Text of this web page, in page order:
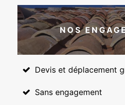
NOS
Devis et déplacement
Sans engagement